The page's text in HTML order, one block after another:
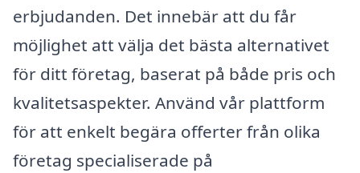
erbjudanden. Det innebär att du får
möjlighet att välja det bästa alternativet
för ditt företag, baserat på både pris och
kvalitetsaspekter. Använd vår plattform
för att enkelt begära offerter från olika
företag specialiserade på